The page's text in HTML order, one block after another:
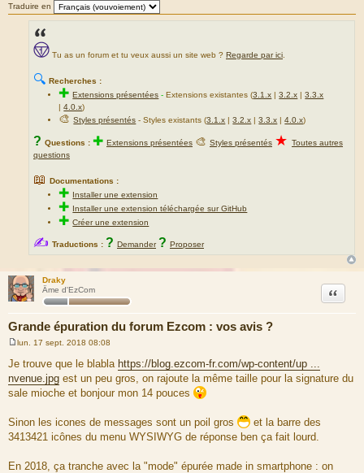
e
s
s
a
e
Traduire en
Tu as un forum et tu veux aussi un site web ? Regarde par ici
🔍 Recherches :
✚Extensions présentées -Extensions existantes (3.1.x |3.2.x |3.3.x
|4.0.x)
🎨Styles présentés - Styles existants (3.1.x |3.2.x |3.3.x |4.0.x)
? Questions : ✚ Extensions présentées 🎨 Styles présentés ★ Toutes autres
questions
📖 Documentations :
✚ Installer une extension
✚ Installer une extension téléchargée sur GitHub
✚Créer une extension
✍ Traductions : ? Demander ? Proposer
Draky
Âme d'EzCom
Grande épuration du forum Ezcom : vos avis ?
Citation
s
s
a
g
lun. 17 sept. 2018 08:08
Je trouve que le blabla https://blog.ezcom-fr.com/wp-content/up ...
nvenue.jpg est un peu gros, on rajoute la même taille pour la signature du
sale mioche et bonjour mon 14 pouces
Sinon les icones de messages sont un poil gros
et la barre des
3413421 icônes du menu WYSIWYG de réponse ben ça fait lourd.
En 2018, ça tranche avec la "mode" épurée made in smartphone : on